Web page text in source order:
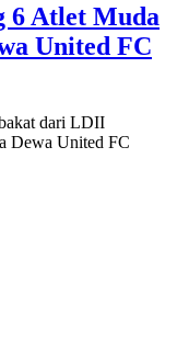
6 Atlet Muda
United FC
dari LDII
Dewa United FC